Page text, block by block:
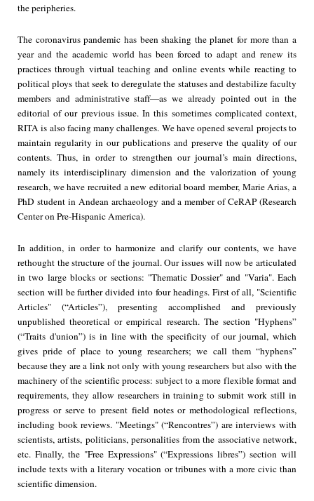
the peripheries.
The coronavirus pandemic has been shaking the planet for more than a
year and the academic world has been forced to adapt and renew its
practices through virtual teaching and online events while reacting to
political ploys that seek to deregulate the statuses and destabilize faculty
members and administrative staff—as we already pointed out in the
editorial of our previous issue. In this sometimes complicated context,
RITA is also facing many challenges. We have opened several projects to
maintain regularity in our publications and preserve the quality of our
contents. Thus, in order to strengthen our journal’s main directions,
namely its interdisciplinary dimension and the valorization of young
research, we have recruited a new editorial board member, Marie Arias, a
PhD student in Andean archaeology and a member of CeRAP (Research
Center on Pre-Hispanic America).
In addition, in order to harmonize and clarify our contents, we have
rethought the structure of the journal. Our issues will now be articulated
in two large blocks or sections: "Thematic Dossier" and "Varia". Each
section will be further divided into four headings. First of all, "Scientific
Articles" (“Articles”), presenting accomplished and previously
unpublished theoretical or empirical research. The section "Hyphens”
(“Traits d'union”) is in line with the specificity of our journal, which
gives pride of place to young researchers; we call them “hyphens”
because they are a link not only with young researchers but also with the
machinery of the scientific process: subject to a more flexible format and
requirements, they allow researchers in training to submit work still in
progress or serve to present field notes or methodological reflections,
including book reviews. "Meetings" (“Rencontres”) are interviews with
scientists, artists, politicians, personalities from the associative network,
etc. Finally, the "Free Expressions" (“Expressions libres”) section will
include texts with a literary vocation or tribunes with a more civic than
scientific dimension.